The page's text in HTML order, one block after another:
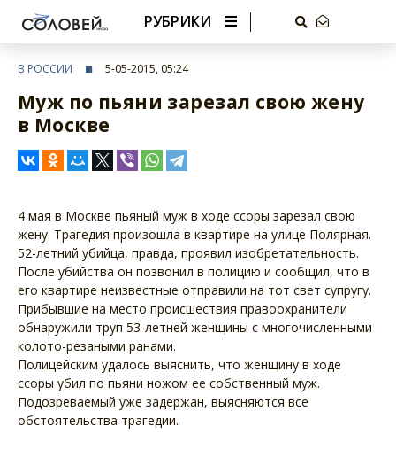
РУБРИКИ
В РОССИИ 5-05-2015, 05:24
Муж по пьяни зарезал свою жену
в Москве
4 мая в Москве пьяный муж в ходе ссоры зарезал свою
жену. Трагедия произошла в квартире на улице Полярная.
52-летний убийца, правда, проявил изобретательность.
После убийства он позвонил в полицию и сообщил, что в
его квартире неизвестные отправили на тот свет супругу.
Прибывшие на место происшествия правоохранители
обнаружили труп 53-летней женщины с многочисленными
колото-резаными ранами.
Полицейским удалось выяснить, что женщину в ходе
ссоры убил по пьяни ножом ее собственный муж.
Подозреваемый уже задержан, выясняются все
обстоятельства трагедии.